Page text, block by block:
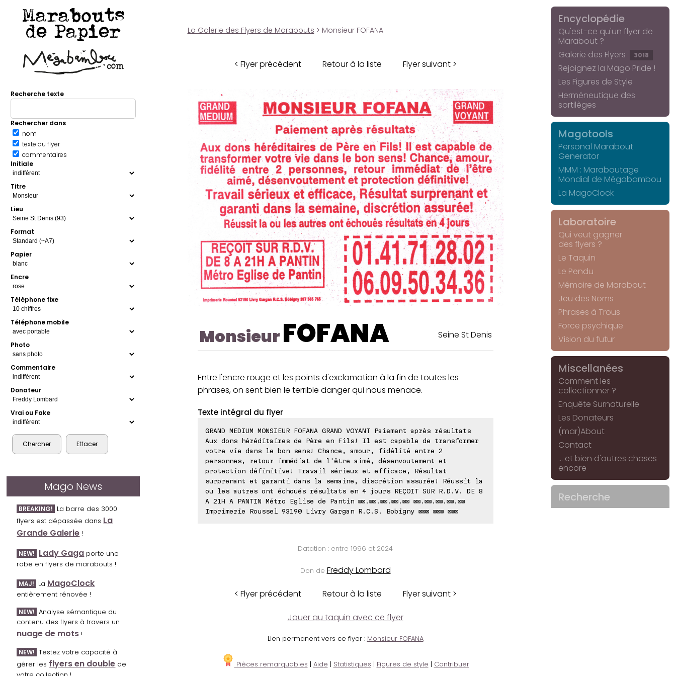
Marabouts
de Papier
Recherche texte
Rechercher dans
nom
texte du flyer
commentaires
Initiale
Titre
Lieu
Format
Papier
Encre
Téléphone fixe
Téléphone mobile
Photo
Commentaire
Donateur
Vrai ou Fake
Mago News
BREAKING! La barre des 3000
flyers est dépassée dans La
Grande Galerie !
NEW! Lady Gaga porte une
robe en flyers de marabouts !
MAJ! La MagoClock
entièrement rénovée !
NEW! Analyse sémantique du
contenu des flyers à travers un
nuage de mots !
NEW! Testez votre capacité à
gérer les flyers en double de
La Galerie des Flyers de Marabouts > Monsieur FOFANA
< Flyer précédent Retour à la liste Flyer suivant >
MonsieurFOFANA Seine St Denis
Entre l'encre rouge et les points d'exclamation à la fin de toutes les
phrases, on sent bien le terrible danger qui nous menace.
Texte intégral du flyer
GRAND MEDIUM MONSIEUR FOFANA GRAND VOYANT Paiement après résultats
Aux dons héréditaires de Père en Fils! Il est capable de transformer
votre vie dans le bon sens! Chance, amour, fidélité entre 2
personnes, retour immédiat de l'être aimé, désenvoutement et
protection définitive! Travail sérieux et efficace, Résultat
surprenant et garanti dans la semaine, discrétion assurée! Réussit la
ou les autres ont échoués résultats en 4 jours REÇOIT SUR R.D.V. DE 8
A 21H A PANTIN Métro Eglise de Pantin ⊠⊠.⊠⊠.⊠⊠.⊠⊠.⊠⊠ ⊠⊠.⊠⊠.⊠⊠.⊠⊠.⊠⊠
Imprimerie Roussel 93190 Livry Gargan R.C.S. Bobigny ⊠⊠⊠ ⊠⊠⊠ ⊠⊠⊠
Datation : entre 1996 et 2024
Don de Freddy Lombard
< Flyer précédent Retour à la liste Flyer suivant >
Jouer au taquin avec ce flyer
Lien permanent vers ce flyer : Monsieur FOFANA
Pièces remarquables | Aide | Statistiques | Figures de style | Contribuer
Encyclopédie
Qu'est-ce qu'un flyer de
Marabout ?
Galerie des Flyers
3018
Rejoignez la Mago Pride !
Les Figures de Style
Herméneutique des
sortilèges
Magotools
Personal Marabout
Generator
MMM : Maraboutage
Mondial de Mégabambou
La MagoClock
Laboratoire
Qui veut gagner
des flyers ?
Le Taquin
Le Pendu
Mémoire de Marabout
Jeu des Noms
Phrases à Trous
Force psychique
Vision du futur
Miscellanées
Comment les
collectionner ?
Enquête Surnaturelle
Les Donateurs
(mar)About
Contact
... et bien d'autres choses
encore
Recherche